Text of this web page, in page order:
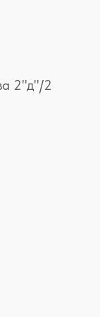
2"д"/2